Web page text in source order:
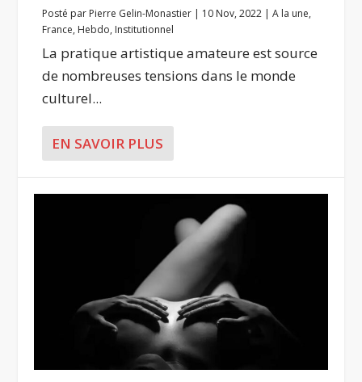
Posté par Pierre Gelin-Monastier | 10 Nov, 2022 |A la une,
France, Hebdo, Institutionnel
La pratique artistique amateure est source
de nombreuses tensions dans le monde
culturel...
EN SAVOIR PLUS